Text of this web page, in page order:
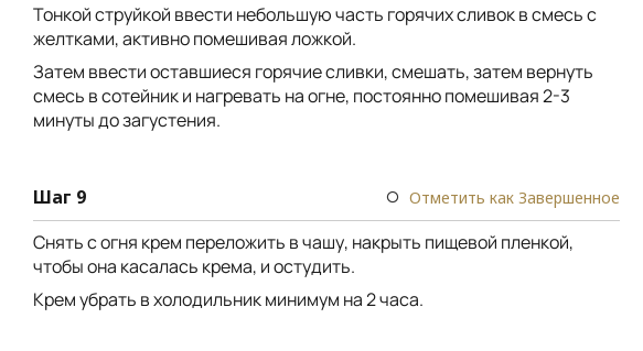
Тонкой струйкой ввести небольшую часть горячих сливок в смесь с
желтками, активно помешивая ложкой.
Затем ввести оставшиеся горячие сливки, смешать, затем вернуть
смесь в сотейник и нагревать на огне, постоянно помешивая 2-3
минуты до загустения.
Шаг 9 Отметить как Завершенное
Снять с огня крем переложить в чашу, накрыть пищевой пленкой,
чтобы она касалась крема, и остудить.
Крем убрать в холодильник минимум на 2 часа.